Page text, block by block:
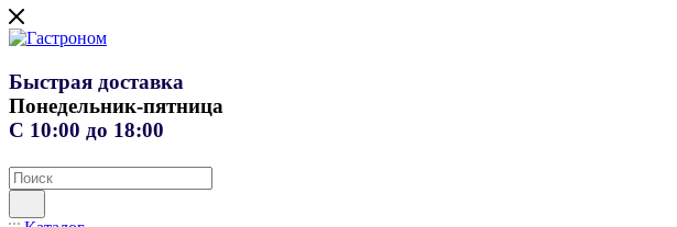
Быстрая доставка
Понедельник-пятница
С 10:00 до 18:00